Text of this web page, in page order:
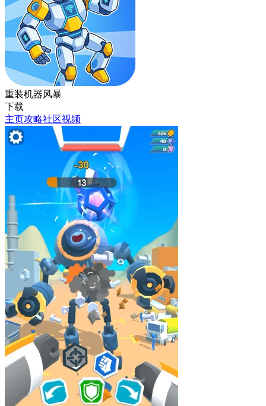
重装机器风暴
下载
主页攻略社区视频